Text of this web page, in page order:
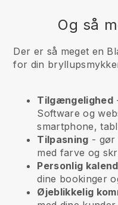
Og så
Der er så meget en
for din
Tilgængelighed
Software og
smartphone,
Tilpasning - gør
med farve og
Personlig
dine bookinger
Øjeblikkelig